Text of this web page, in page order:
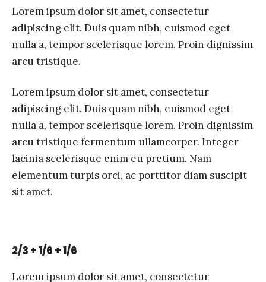
Lorem ipsum dolor sit amet, consectetur
adipiscing elit. Duis quam nibh, euismod eget
nulla a, tempor scelerisque lorem. Proin dignissim
arcu tristique.
Lorem ipsum dolor sit amet, consectetur
adipiscing elit. Duis quam nibh, euismod eget
nulla a, tempor scelerisque lorem. Proin dignissim
arcu tristique fermentum ullamcorper. Integer
lacinia scelerisque enim eu pretium. Nam
elementum turpis orci, ac porttitor diam suscipit
sit amet.
2/3 + 1/6 + 1/6
Lorem ipsum dolor sit amet, consectetur